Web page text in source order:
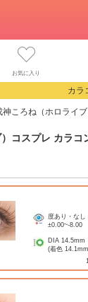
お気に入り
カラ
神ころね（ホロライ
コスプレ カラコ
度あり・なし
±0.00~-8.00
DIA 14.5mm
(着色 14.1mm